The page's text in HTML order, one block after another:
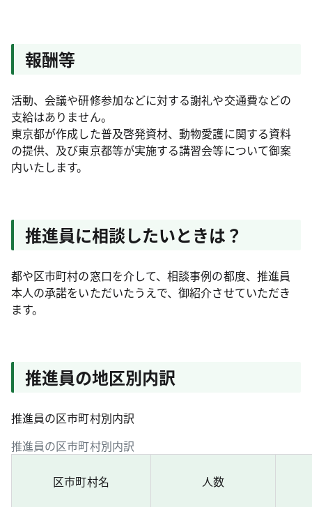
報酬等
活動、会議や研修参加などに対する謝礼や交通費などの
支給はありません。
東京都が作成した普及啓発資材、動物愛護に関する資料
の提供、及び東京都等が実施する講習会等について御案
内いたします。
推進員に相談したいときは？
都や区市町村の窓口を介して、相談事例の都度、推進員
本人の承諾をいただいたうえで、御紹介させていただき
ます。
推進員の地区別内訳
推進員の区市町村別内訳
推進員の区市町村別内訳
区市町村名 人数